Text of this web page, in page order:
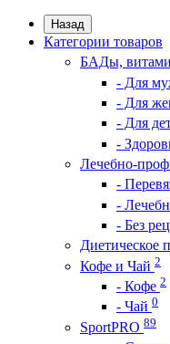
Назад
Категории товаров
БАДы,
- Для
- Для
- Для
-
Лечебно-
-
-
- Без
Диетическое
Кофе и Чай 2
- Кофе 2
- Чай 0
SportPRO 89